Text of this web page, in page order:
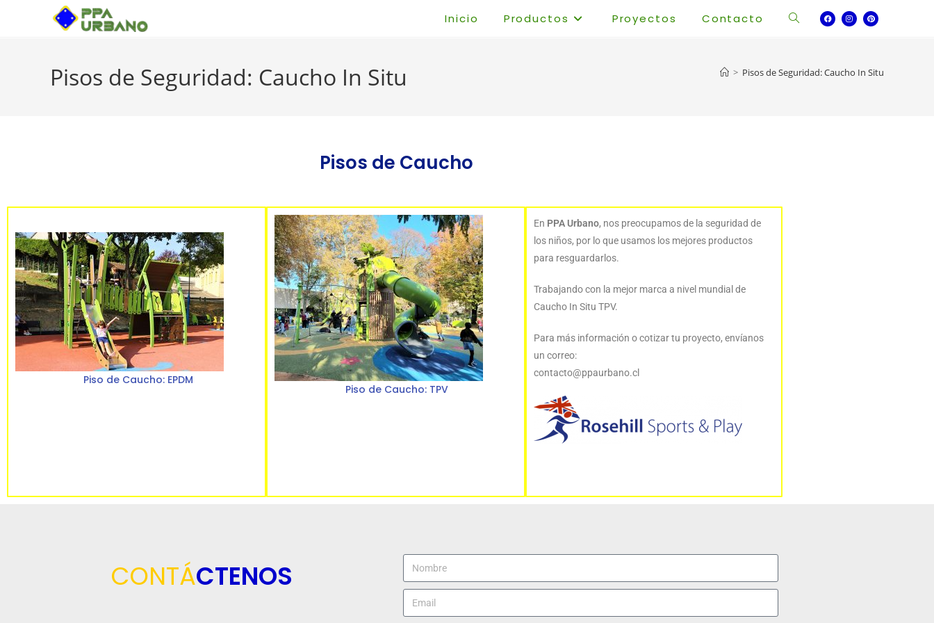
Inicio Productos Proyectos Contacto
Pisos de Seguridad: Caucho In Situ > Pisos de Seguridad: Caucho In Situ
Pisos de Caucho
Piso de Caucho: EPDM
Piso de Caucho: TPV
En PPA Urbano, nos preocupamos de la seguridad de
los niños, por lo que usamos los mejores productos
para resguardarlos.
Trabajando con la mejor marca a nivel mundial de
Caucho In Situ TPV.
Para más información o cotizar tu proyecto, envíanos
un correo:
contacto@ppaurbano.cl
CONTÁCTENOS